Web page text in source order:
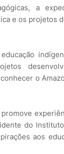
a
e os projetos
o
do
aos